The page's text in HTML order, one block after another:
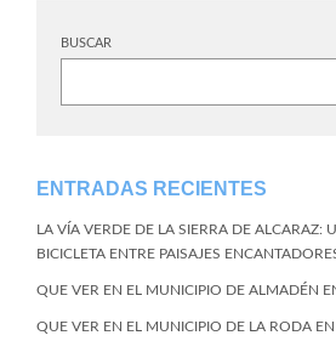
BUSCAR
ENTRADAS RECIENTES
LA VÍA VERDE DE LA SIERRA DE ALCARAZ:
BICICLETA ENTRE PAISAJES
QUE VER EN EL MUNICIPIO DE ALMADÉN
QUE VER EN EL MUNICIPIO DE LA RODA